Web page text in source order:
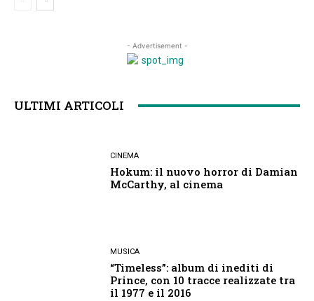
- Advertisement -
ULTIMI ARTICOLI
CINEMA
Hokum: il nuovo horror di Damian
McCarthy, al cinema
MUSICA
“Timeless”: album di inediti di
Prince, con 10 tracce realizzate tra
il 1977 e il 2016